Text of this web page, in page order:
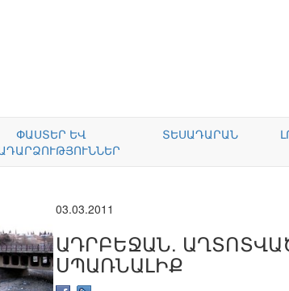
ՓԱՍՏԵՐ ԵՎ
ՏԵՍԱԴԱՐԱՆ
03.03.2011
ԱԴՐԲԵՋԱՆ.
ՍՊԱՌՆԱԼԻՔ